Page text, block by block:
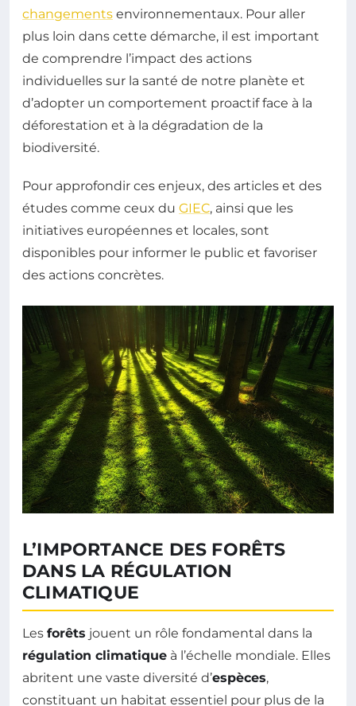
changements environnementaux. Pour aller
plus loin dans cette démarche, il est important
de comprendre l’impact des actions
individuelles sur la santé de notre planète et
d’adopter un comportement proactif face à la
déforestation et à la dégradation de la
biodiversité.
Pour approfondir ces enjeux, des articles et des
études comme ceux du GIEC, ainsi que les
initiatives européennes et locales, sont
disponibles pour informer le public et favoriser
des actions concrètes.
L’IMPORTANCE DES FORÊTS
DANS LA RÉGULATION
CLIMATIQUE
Les forêts jouent un rôle fondamental dans la
régulation climatique à l’échelle mondiale. Elles
abritent une vaste diversité d’espèces,
constituant un habitat essentiel pour plus de la